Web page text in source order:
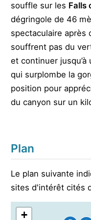
souffle sur les Falls
dégringole de 46
spectaculaire après
souffrent pas du
et continuer jusqu’à
qui surplombe la
position pour
du canyon sur un
Plan
Le plan suivante
sites d'intérêt cités
+